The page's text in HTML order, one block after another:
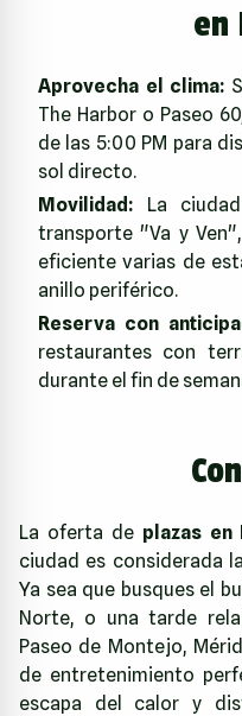
en
Aprovecha el clima:
The Harbor o Paseo
de las 5:00 PM para
sol directo.
Movilidad: La
transporte "Va y
eficiente varias de
anillo periférico.
Reserva con
restaurantes con
durante el fin de
La oferta de plazas en
ciudad es considerada
Ya sea que busques el
Norte, o una tarde
Paseo de Montejo,
de entretenimiento
escapa del calor y